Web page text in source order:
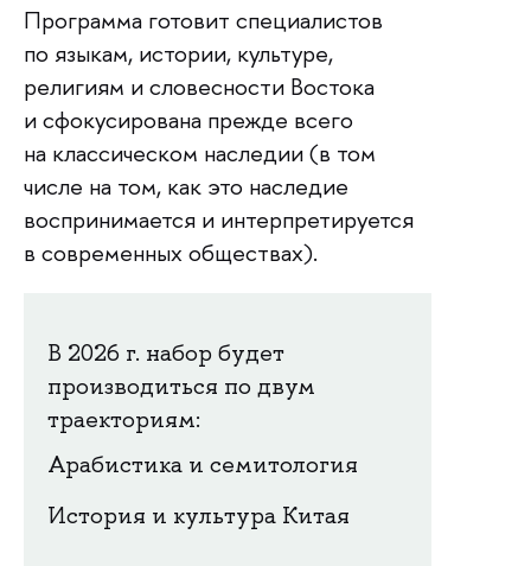
Программа готовит специалистов
по языкам, истории, культуре,
религиям и словесности Востока
и сфокусирована прежде всего
на классическом наследии (в том
числе на том, как это наследие
воспринимается и интерпретируется
в современных обществах).
В 2026 г. набор будет
производиться по двум
траекториям:
Арабистика и семитология
История и культура Китая